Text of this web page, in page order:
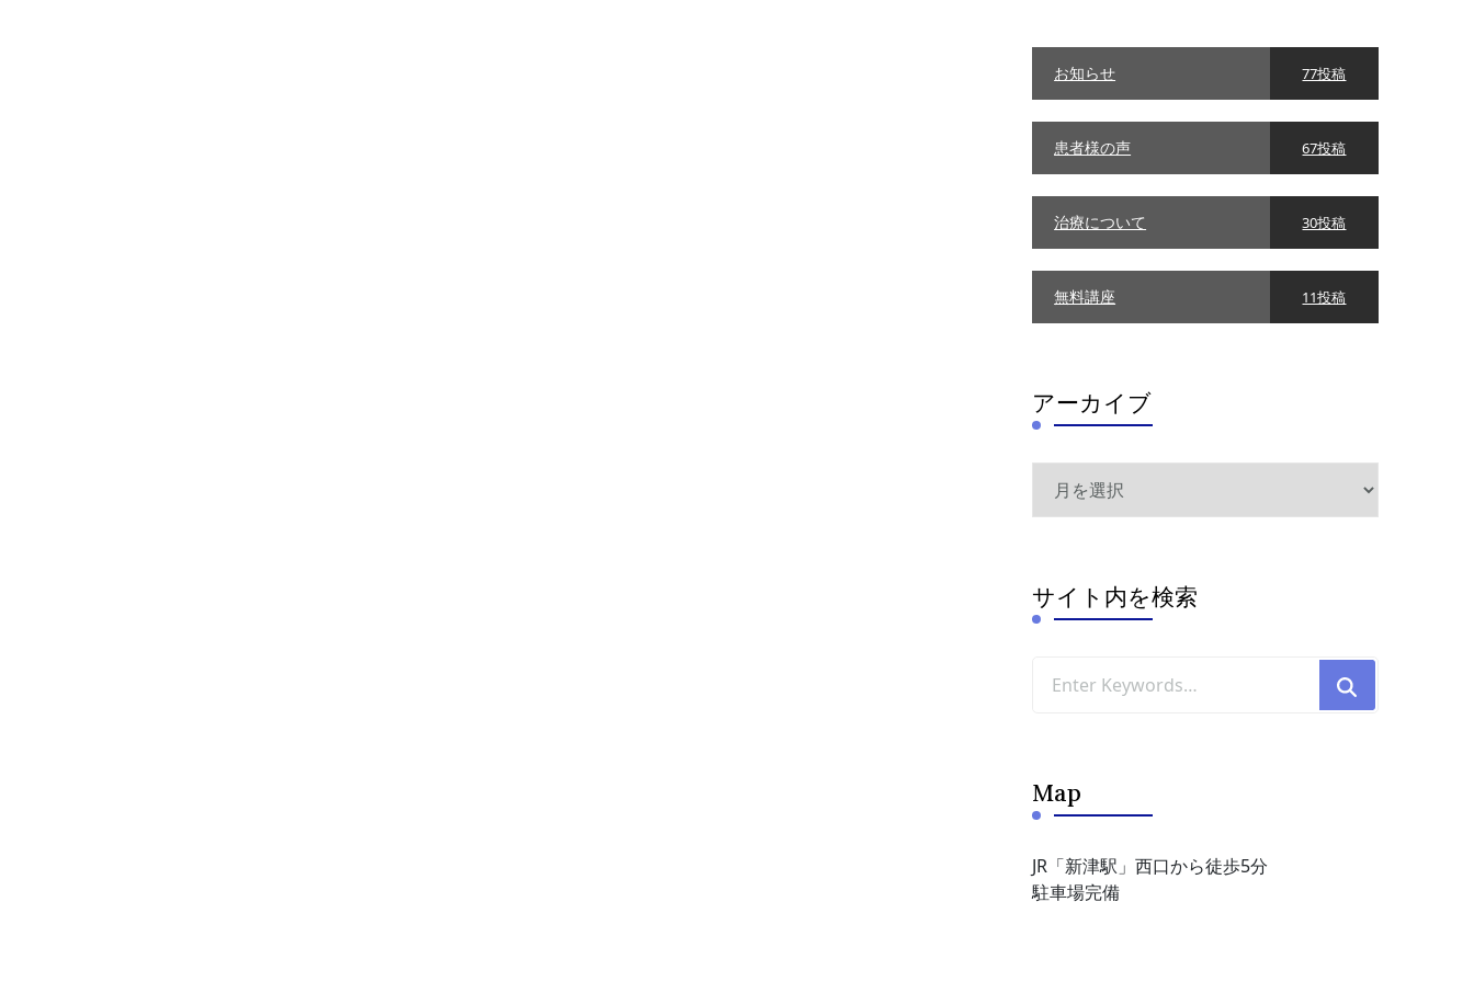
ー
お知らせ 77投稿
患者様の声 67投稿
治療について 30投稿
無料講座 11投稿
アーカイブ
サイト内を検索
for
Map
JR「新津駅」西口から徒歩5分
駐車場完備